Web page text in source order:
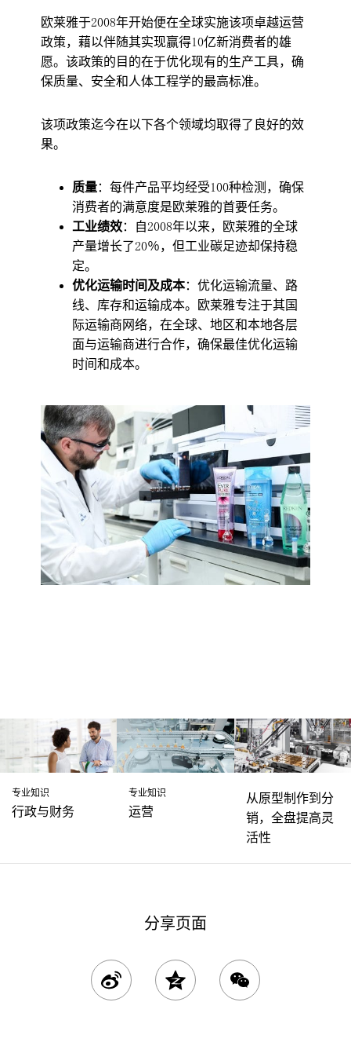
欧莱雅于2008年开始便在全球实施该项卓越运营
政策，藉以伴随其实现赢得10亿新消费者的雄
愿。该政策的目的在于优化现有的生产工具，确
保质量、安全和人体工程学的最高标准。
该项政策迄今在以下各个领域均取得了良好的效
果。
质量：每件产品平均经受100种检测，确保
消费者的满意度是欧莱雅的首要任务。
工业绩效：自2008年以来，欧莱雅的全球
产量增长了20％，但工业碳足迹却保持稳
定。
优化运输时间及成本：优化运输流量、路
线、库存和运输成本。欧莱雅专注于其国
际运输商网络，在全球、地区和本地各层
面与运输商进行合作，确保最佳优化运输
时间和成本。
专业知识
行政与财务
专业知识
运营
从原型制作到分
销，全盘提高灵
活性
分享页面